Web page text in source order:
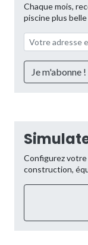
Chaque mois,
piscine plus belle
Configurez
construction,